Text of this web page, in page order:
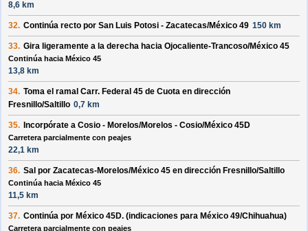
8,6 km
32. Continúa recto por San Luis Potosi - Zacatecas/México 49 150 km
33. Gira ligeramente a la derecha hacia Ojocaliente-Trancoso/México 45
Continúa hacia México 45
13,8 km
34. Toma el ramal Carr. Federal 45 de Cuota en dirección
Fresnillo/Saltillo 0,7 km
35. Incorpórate a Cosio - Morelos/Morelos - Cosio/México 45D
Carretera parcialmente con peajes
22,1 km
36. Sal por Zacatecas-Morelos/México 45 en dirección Fresnillo/Saltillo
Continúa hacia México 45
11,5 km
37. Continúa por México 45D. (indicaciones para México 49/Chihuahua)
Carretera parcialmente con peajes